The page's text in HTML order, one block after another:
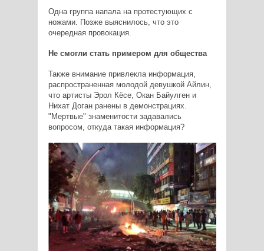
Одна группа напала на протестующих с
ножами. Позже выяснилось, что это
очередная провокация.
Не смогли стать примером для общества
Также внимание привлекла информация,
распространенная молодой девушкой Айлин,
что артисты Эрол Кёсе, Окан Байулген и
Нихат Доган ранены в демонстрациях.
"Мертвые" знаменитости задавались
вопросом, откуда такая информация?